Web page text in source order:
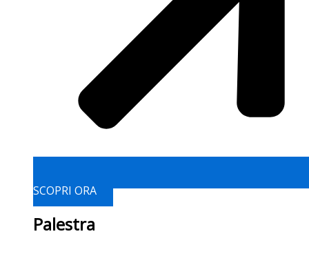
SCOPRI ORA
Palestra